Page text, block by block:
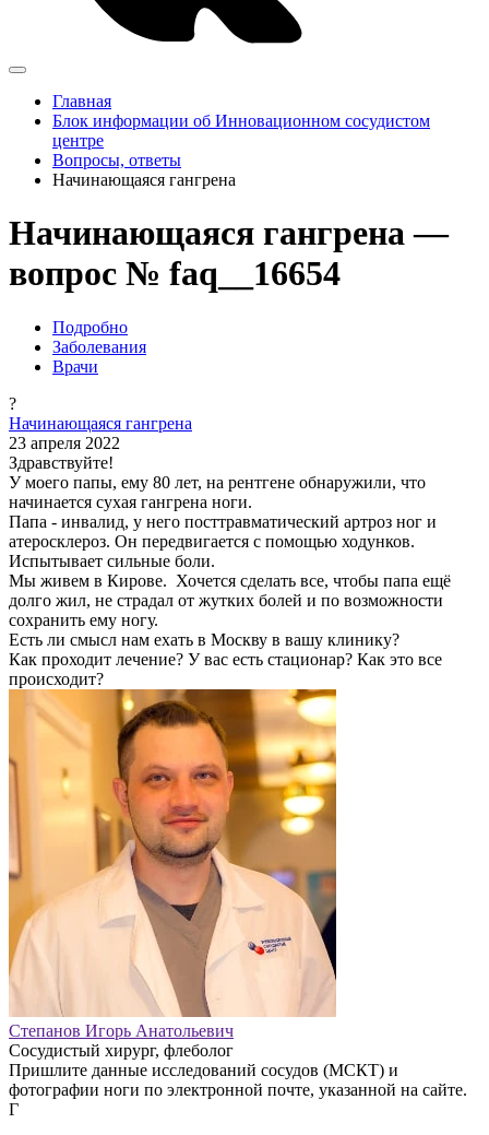
Главная
Блок информации об Инновационном сосудистом
центре
Вопросы, ответы
Начинающаяся гангрена
Начинающаяся гангрена —
вопрос № faq__16654
Подробно
Заболевания
Врачи
?
Начинающаяся гангрена
23 апреля 2022
Здравствуйте!
У моего папы, ему 80 лет, на рентгене обнаружили, что
начинается сухая гангрена ноги.
Папа - инвалид, у него посттравматический артроз ног и
атеросклероз. Он передвигается с помощью ходунков.
Испытывает сильные боли.
Мы живем в Кирове. Хочется сделать все, чтобы папа ещё
долго жил, не страдал от жутких болей и по возможности
сохранить ему ногу.
Есть ли смысл нам ехать в Москву в вашу клинику?
Как проходит лечение? У вас есть стационар? Как это все
происходит?
Степанов Игорь Анатольевич
Сосудистый хирург, флеболог
Пришлите данные исследований сосудов (МСКТ) и
фотографии ноги по электронной почте, указанной на сайте.
Г